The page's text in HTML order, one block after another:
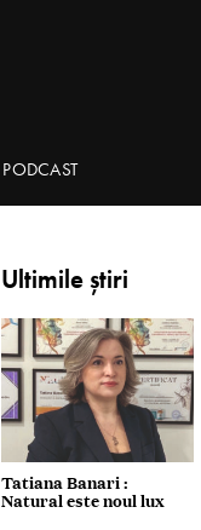
PODCAST
Ultimile știri
Tatiana Banari :
Natural este noul lux